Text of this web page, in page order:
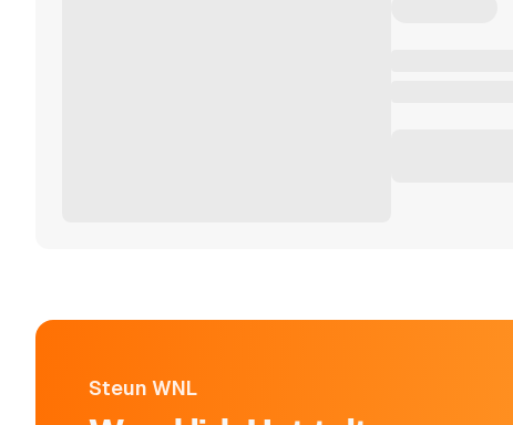
Steun WNL